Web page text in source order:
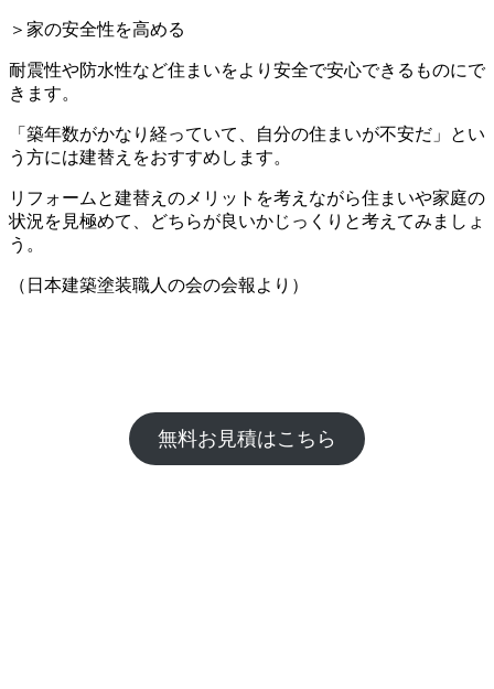
＞家の安全性を高める
耐震性や防水性など住まいをより安全で安心できるものにで
きます。
「築年数がかなり経っていて、自分の住まいが不安だ」とい
う方には建替えをおすすめします。
リフォームと建替えのメリットを考えながら住まいや家庭の
状況を見極めて、どちらが良いかじっくりと考えてみましょ
う。
（日本建築塗装職人の会の会報より）
無料お見積はこちら